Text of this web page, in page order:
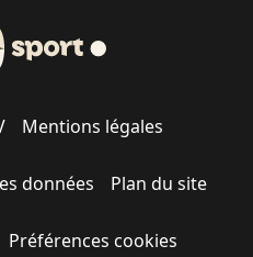
Mentions légales
données Plan du site
Préférences cookies